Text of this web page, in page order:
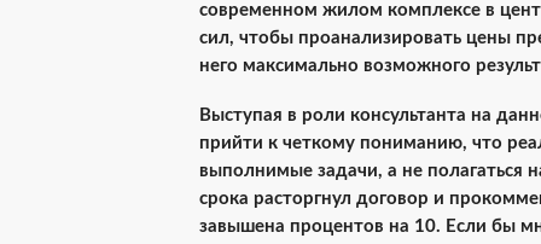
современном жилом комплексе в
сил, чтобы проанализировать цены
него максимально возможного
Выступая в роли консультанта на
прийти к четкому пониманию, что
выполнимые задачи, а не полагаться
срока расторгнул договор и
завышена процентов на 10. Если бы